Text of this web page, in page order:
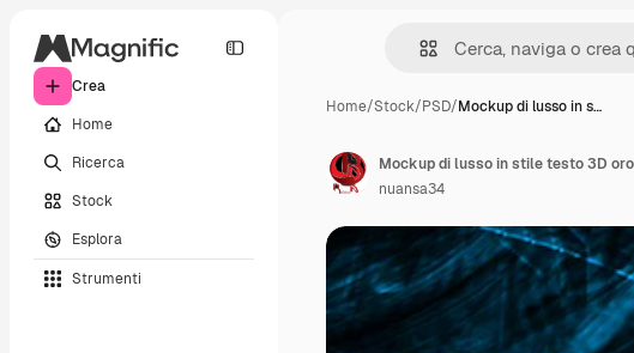
Crea
Home
Ricerca
Stock
Esplora
Strumenti
Home/Stock/PSD/Mockup di lusso in s…
Mockup di lusso in stile testo 3D
nuansa34